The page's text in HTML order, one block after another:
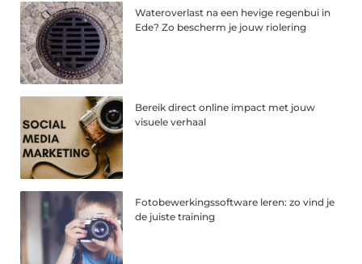
Wateroverlast na een hevige regenbui in
Ede? Zo bescherm je jouw riolering
Bereik direct online impact met jouw
visuele verhaal
Fotobewerkingssoftware leren: zo vind je
de juiste training